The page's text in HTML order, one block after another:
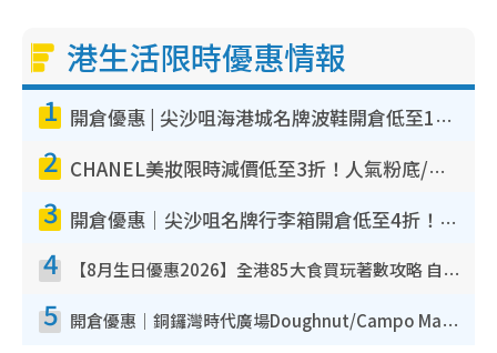
港生活限時優惠情報
1 開倉優惠 | 尖沙咀海港城名牌波鞋開倉低至1折！On鞋$899起／Joy&Peace鞋履$98起
2 CHANEL美妝限時減價低至3折！人氣粉底/唇膏/精華液低至$275！COCO香水都有平
3 開倉優惠｜尖沙咀名牌行李箱開倉低至4折！一連5日 American Tourister/ace./Hallmark $200起！
4 【8月生日優惠2026】全港85大食買玩著數攻略 自助餐/火鍋放題同行免費＋誠品/DONKI送現金券
5 開倉優惠｜銅鑼灣時代廣場Doughnut/Campo Marzio開倉低至1折！背囊、書包、手袋劈價$200起